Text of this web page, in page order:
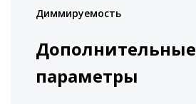
Диммируемость
Дополнительные
параметры